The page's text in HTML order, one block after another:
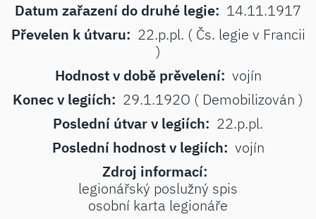
Datum zařazení do druhé legie: 14.11.1917
Převelen k útvaru: 22.p.pl. ( Čs. legie v Francii
)
Hodnost v době prěvelení: vojín
Konec v legiích: 29.1.192O ( Demobilizován )
Poslední útvar v legiích: 22.p.pl.
Poslední hodnost v legiích: vojín
Zdroj informací:
legionářský poslužný spis
osobní karta legionáře